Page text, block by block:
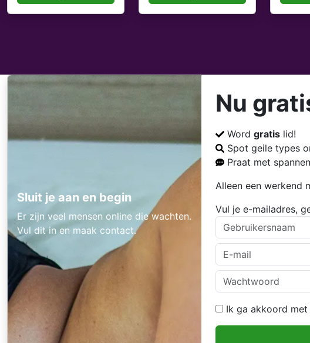
Sluit je aan en begin
Er zijn veel mensen online die wachten.
Vul dit in en maak contact.
Nu
Word gratislid!
Spot geile types
Praat met
Alleen een werkend
Vul je e-mailadres,
Ik ga akkoord met